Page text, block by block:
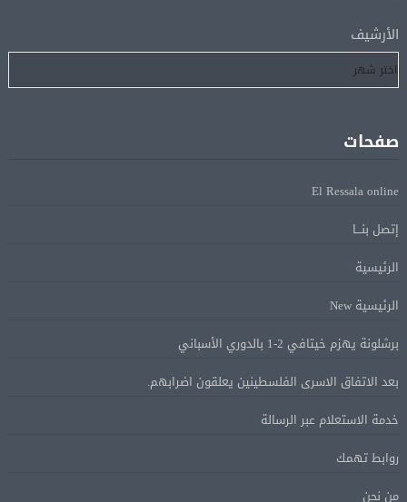
إسبانيا تعيد فرض الرقابة على حدودها مع إيطاليا وسط
خلاف متصاعد بشأن الهجرة
الرئيس الإيرانى: الظروف الراهنة فرصة للتوصل إلى اتفاق
Alcool américain au Canada: «Carney risque d’être pris en
sandwich entre Trump et les provinces»
«Aucune négociation ne peut être bonne avec
l’administration Trump en ce moment», estime une
spécialiste en droit commercial
إلى 6,4%
الأرشيف
صفحات
El Ressala online
إتصل بنـــا
الرئيسية
الرئيسية New
برشلونة يهزم خيتافي 2-1 بالدوري الأسباني
بعد الاتفاق الاسرى الفلسطينين يعلقون اضرابهم.
خدمة الاستعلام عبر الرسالة
روابط تهمك
من نحن